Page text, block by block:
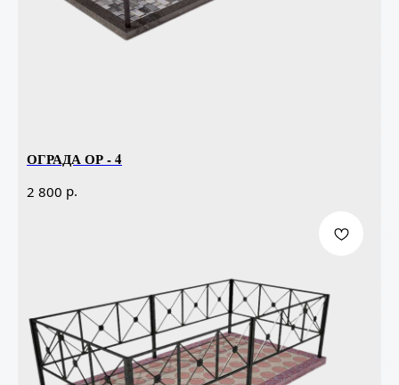
ОГРАДА ОР - 4
2 800 р.